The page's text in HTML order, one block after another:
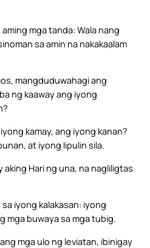
mga tanda: Wala nang
sa amin na nakakaalam
mangduduwahagi ang
ng kaaway ang iyong
kamay, ang iyong kanan?
at iyong lipulin sila.
aking Hari ng una, na nagliligtas
iyong kalakasan: iyong
mga buwaya sa mga tubig.
mga ulo ng leviatan, ibinigay